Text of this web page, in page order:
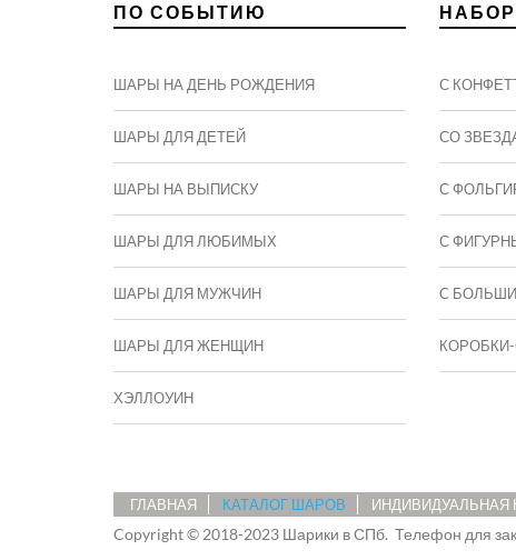
ПО СОБЫТИЮ
ШАРЫ НА ДЕНЬ РОЖДЕНИЯ
ШАРЫ ДЛЯ ДЕТЕЙ
ШАРЫ НА ВЫПИСКУ
ШАРЫ ДЛЯ ЛЮБИМЫХ
ШАРЫ ДЛЯ МУЖЧИН
ШАРЫ ДЛЯ ЖЕНЩИН
ХЭЛЛОУИН
С
СО
С
С
C
ГЛАВНАЯ КАТАЛОГ ШАРОВ ИНДИВИДУАЛЬНАЯ
Copyright © 2018-2023 Шарики в СПб. Телефон для